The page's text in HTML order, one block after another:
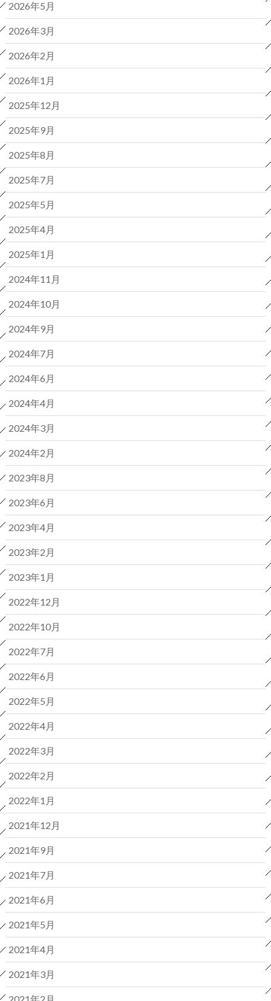
2026年5月
2026年3月
2026年2月
2026年1月
2025年12月
2025年9月
2025年8月
2025年7月
2025年5月
2025年4月
2025年1月
2024年11月
2024年10月
2024年9月
2024年7月
2024年6月
2024年4月
2024年3月
2024年2月
2023年8月
2023年6月
2023年4月
2023年2月
2023年1月
2022年12月
2022年10月
2022年7月
2022年6月
2022年5月
2022年4月
2022年3月
2022年2月
2022年1月
2021年12月
2021年9月
2021年7月
2021年6月
2021年5月
2021年4月
2021年3月